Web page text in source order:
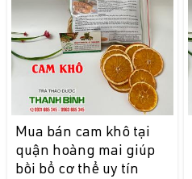
Mua bán cam khô tại
quận hoàng mai giúp
bồi bổ cơ thể uy tín